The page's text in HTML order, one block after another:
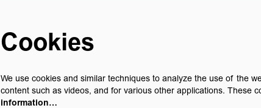
privacyverklaring
cookieverklaring
Cookies
We use cookies and similar techniques to analyze the use of the
content such as videos, and for various other applications. These
information…